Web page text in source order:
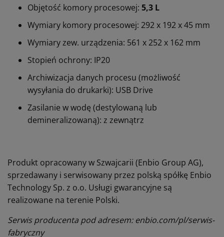
Objętość komory procesowej: 5,3 L
Wymiary komory procesowej: 292 x 192 x 45 mm
Wymiary zew. urządzenia: 561 x 252 x 162 mm
Stopień ochrony: IP20
Archiwizacja danych procesu (możliwość
wysyłania do drukarki): USB Drive
Zasilanie w wodę (destylowaną lub
demineralizowaną): z zewnątrz
Produkt opracowany w Szwajcarii (Enbio Group AG),
sprzedawany i serwisowany przez polską spółkę Enbio
Technology Sp. z o.o. Usługi gwarancyjne są
realizowane na terenie Polski.
Serwis producenta pod adresem: enbio.com/pl/serwis-
fabryczny